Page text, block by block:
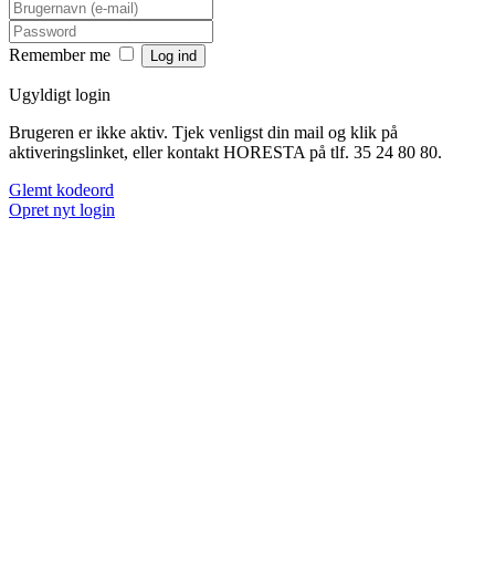
Remember me
Ugyldigt login
Brugeren er ikke aktiv. Tjek venligst din mail og klik på
aktiveringslinket, eller kontakt HORESTA på tlf. 35 24 80 80.
Glemt kodeord
Opret nyt login